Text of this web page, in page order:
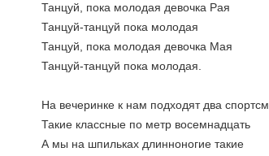
Танцуй, пока молодая девочка Рая
Танцуй-танцуй пока молодая
Танцуй, пока молодая девочка Мая
Танцуй-танцуй пока молодая.
На вечеринке к нам подходят два
Такие классные по метр восемнадцать
А мы на шпильках длинноногие такие